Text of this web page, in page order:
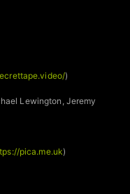
)
Lewington, Jeremy
pica.me.uk)